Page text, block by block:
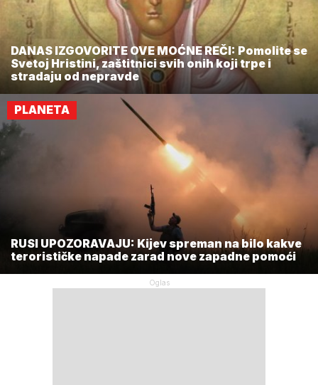
DANAS IZGOVORITE OVE MOĆNE REČI: Pomolite se
Svetoj Hristini, zaštitnici svih onih koji trpe i
stradaju od nepravde
PLANETA
RUSI UPOZORAVAJU: Kijev spreman na bilo kakve
terorističke napade zarad nove zapadne pomoći